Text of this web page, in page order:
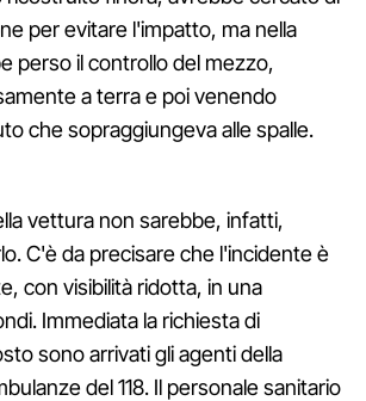
per evitare l'impatto, ma nella
perso il controllo del mezzo,
a terra e poi venendo
che sopraggiungeva alle spalle.
vettura non sarebbe, infatti,
C'è da precisare che l'incidente è
con visibilità ridotta, in una
Immediata la richiesta di
sono arrivati gli agenti della
del 118. Il personale sanitario